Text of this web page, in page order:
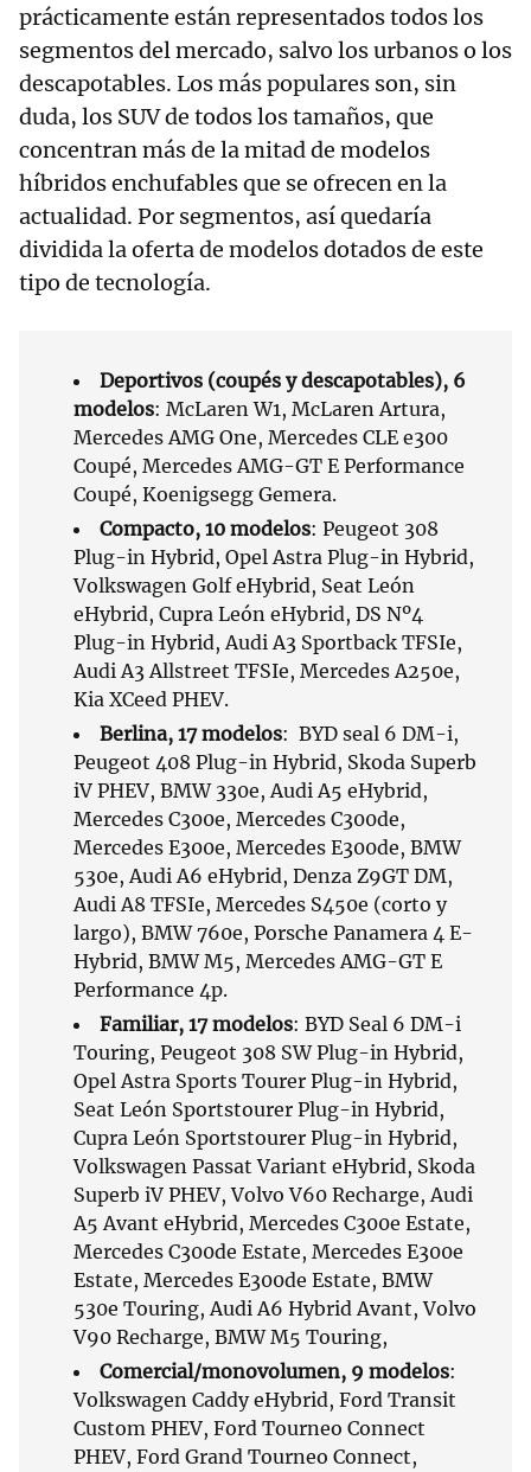
prácticamente están representados todos los
segmentos del mercado, salvo los urbanos o los
descapotables. Los más populares son, sin
duda, los SUV de todos los tamaños, que
concentran más de la mitad de modelos
híbridos enchufables que se ofrecen en la
actualidad. Por segmentos, así quedaría
dividida la oferta de modelos dotados de este
tipo de tecnología.
Deportivos (coupés y descapotables), 6
modelos: McLaren W1, McLaren Artura,
Mercedes AMG One, Mercedes CLE e300
Coupé, Mercedes AMG-GT E Performance
Coupé, Koenigsegg Gemera.
Compacto, 10 modelos: Peugeot 308
Plug-in Hybrid, Opel Astra Plug-in Hybrid,
Volkswagen Golf eHybrid, Seat León
eHybrid, Cupra León eHybrid, DS Nº4
Plug-in Hybrid, Audi A3 Sportback TFSIe,
Audi A3 Allstreet TFSIe, Mercedes A250e,
Kia XCeed PHEV.
Berlina, 17 modelos: BYD seal 6 DM-i,
Peugeot 408 Plug-in Hybrid, Skoda Superb
iV PHEV, BMW 330e, Audi A5 eHybrid,
Mercedes C300e, Mercedes C300de,
Mercedes E300e, Mercedes E300de, BMW
530e, Audi A6 eHybrid, Denza Z9GT DM,
Audi A8 TFSIe, Mercedes S450e (corto y
largo), BMW 760e, Porsche Panamera 4 E-
Hybrid, BMW M5, Mercedes AMG-GT E
Performance 4p.
Familiar, 17 modelos: BYD Seal 6 DM-i
Touring, Peugeot 308 SW Plug-in Hybrid,
Opel Astra Sports Tourer Plug-in Hybrid,
Seat León Sportstourer Plug-in Hybrid,
Cupra León Sportstourer Plug-in Hybrid,
Volkswagen Passat Variant eHybrid, Skoda
Superb iV PHEV, Volvo V60 Recharge, Audi
A5 Avant eHybrid, Mercedes C300e Estate,
Mercedes C300de Estate, Mercedes E300e
Estate, Mercedes E300de Estate, BMW
530e Touring, Audi A6 Hybrid Avant, Volvo
V90 Recharge, BMW M5 Touring,
Comercial/monovolumen, 9 modelos:
Volkswagen Caddy eHybrid, Ford Transit
Custom PHEV, Ford Tourneo Connect
PHEV, Ford Grand Tourneo Connect,